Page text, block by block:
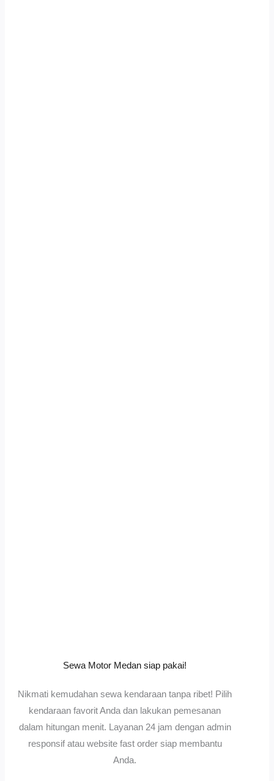
Sewa Motor Medan siap pakai!
Nikmati kemudahan sewa kendaraan tanpa ribet! Pilih
kendaraan favorit Anda dan lakukan pemesanan
dalam hitungan menit. Layanan 24 jam dengan admin
responsif atau website fast order siap membantu
Anda.